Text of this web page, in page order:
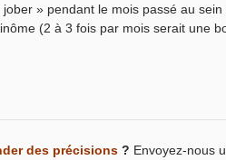
» pendant le mois passé au sein
(2 à 3 fois par mois serait une
des précisions ? Envoyez-nous